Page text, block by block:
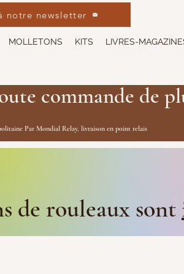
MOLLETONS KITS LIVRES-
notre newsletter
commande de
Par Mondial Relay, livraison en point relais
de rouleaux sont